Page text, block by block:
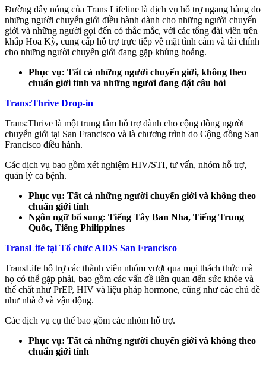
Đường dây nóng của Trans Lifeline là dịch vụ hỗ trợ ngang hàng do
những người chuyển giới điều hành dành cho những người chuyển
giới và những người gọi đến có thắc mắc, với các tổng đài viên trên
khắp Hoa Kỳ, cung cấp hỗ trợ trực tiếp về mặt tình cảm và tài chính
cho những người chuyển giới đang gặp khủng hoảng.
Phục vụ: Tất cả những người chuyển giới, không theo
chuẩn giới tính và những người đang đặt câu hỏi
Trans:Thrive Drop-in
Trans:Thrive là một trung tâm hỗ trợ dành cho cộng đồng người
chuyển giới tại San Francisco và là chương trình do Cộng đồng San
Francisco điều hành.
Các dịch vụ bao gồm xét nghiệm HIV/STI, tư vấn, nhóm hỗ trợ,
quản lý ca bệnh.
Phục vụ: Tất cả những người chuyển giới và không theo
chuẩn giới tính
Ngôn ngữ bổ sung: Tiếng Tây Ban Nha, Tiếng Trung
Quốc, Tiếng Philippines
TransLife tại Tổ chức AIDS San Francisco
TransLife hỗ trợ các thành viên nhóm vượt qua mọi thách thức mà
họ có thể gặp phải, bao gồm các vấn đề liên quan đến sức khỏe và
thể chất như PrEP, HIV và liệu pháp hormone, cũng như các chủ đề
như nhà ở và vận động.
Các dịch vụ cụ thể bao gồm các nhóm hỗ trợ.
Phục vụ: Tất cả những người chuyển giới và không theo
chuẩn giới tính